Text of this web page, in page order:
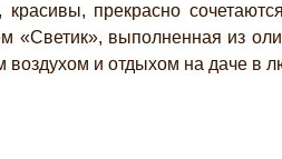
прекрасно
выполненная из
и отдыхом на даче в